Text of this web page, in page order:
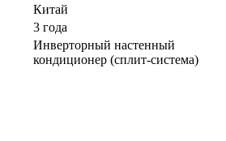
Китай
3 года
Инверторный настенный
кондиционер (сплит-система)